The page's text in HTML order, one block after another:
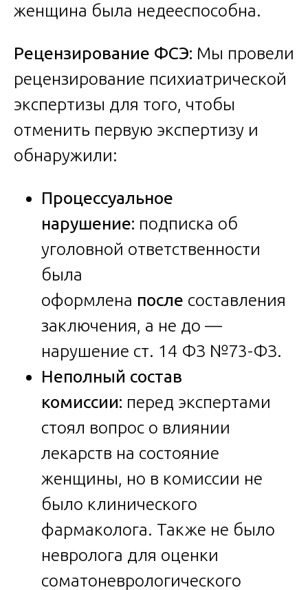
женщина была недееспособна.
Рецензирование ФСЭ: Мы провели
рецензирование психиатрической
экспертизы для того, чтобы
отменить первую экспертизу и
обнаружили:
Процессуальное
нарушение: подписка об
уголовной ответственности
была
оформлена после составления
заключения, а не до —
нарушение ст. 14 ФЗ №73-ФЗ.
Неполный состав
комиссии: перед экспертами
стоял вопрос о влиянии
лекарств на состояние
женщины, но в комиссии не
было клинического
фармаколога. Также не было
невролога для оценки
соматоневрологического